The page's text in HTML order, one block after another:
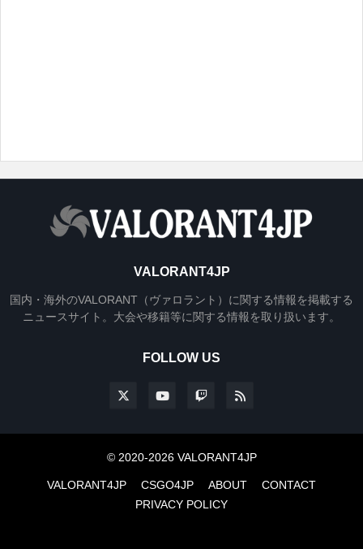
VALORANT4JP
国内・海外のVALORANT（ヴァロラント）に関する情報を掲載する
ニュースサイト。大会や移籍等に関する情報を取り扱います。
FOLLOW US
© 2020-2026 VALORANT4JP
VALORANT4JP CSGO4JP ABOUT
CONTACT
PRIVACY POLICY